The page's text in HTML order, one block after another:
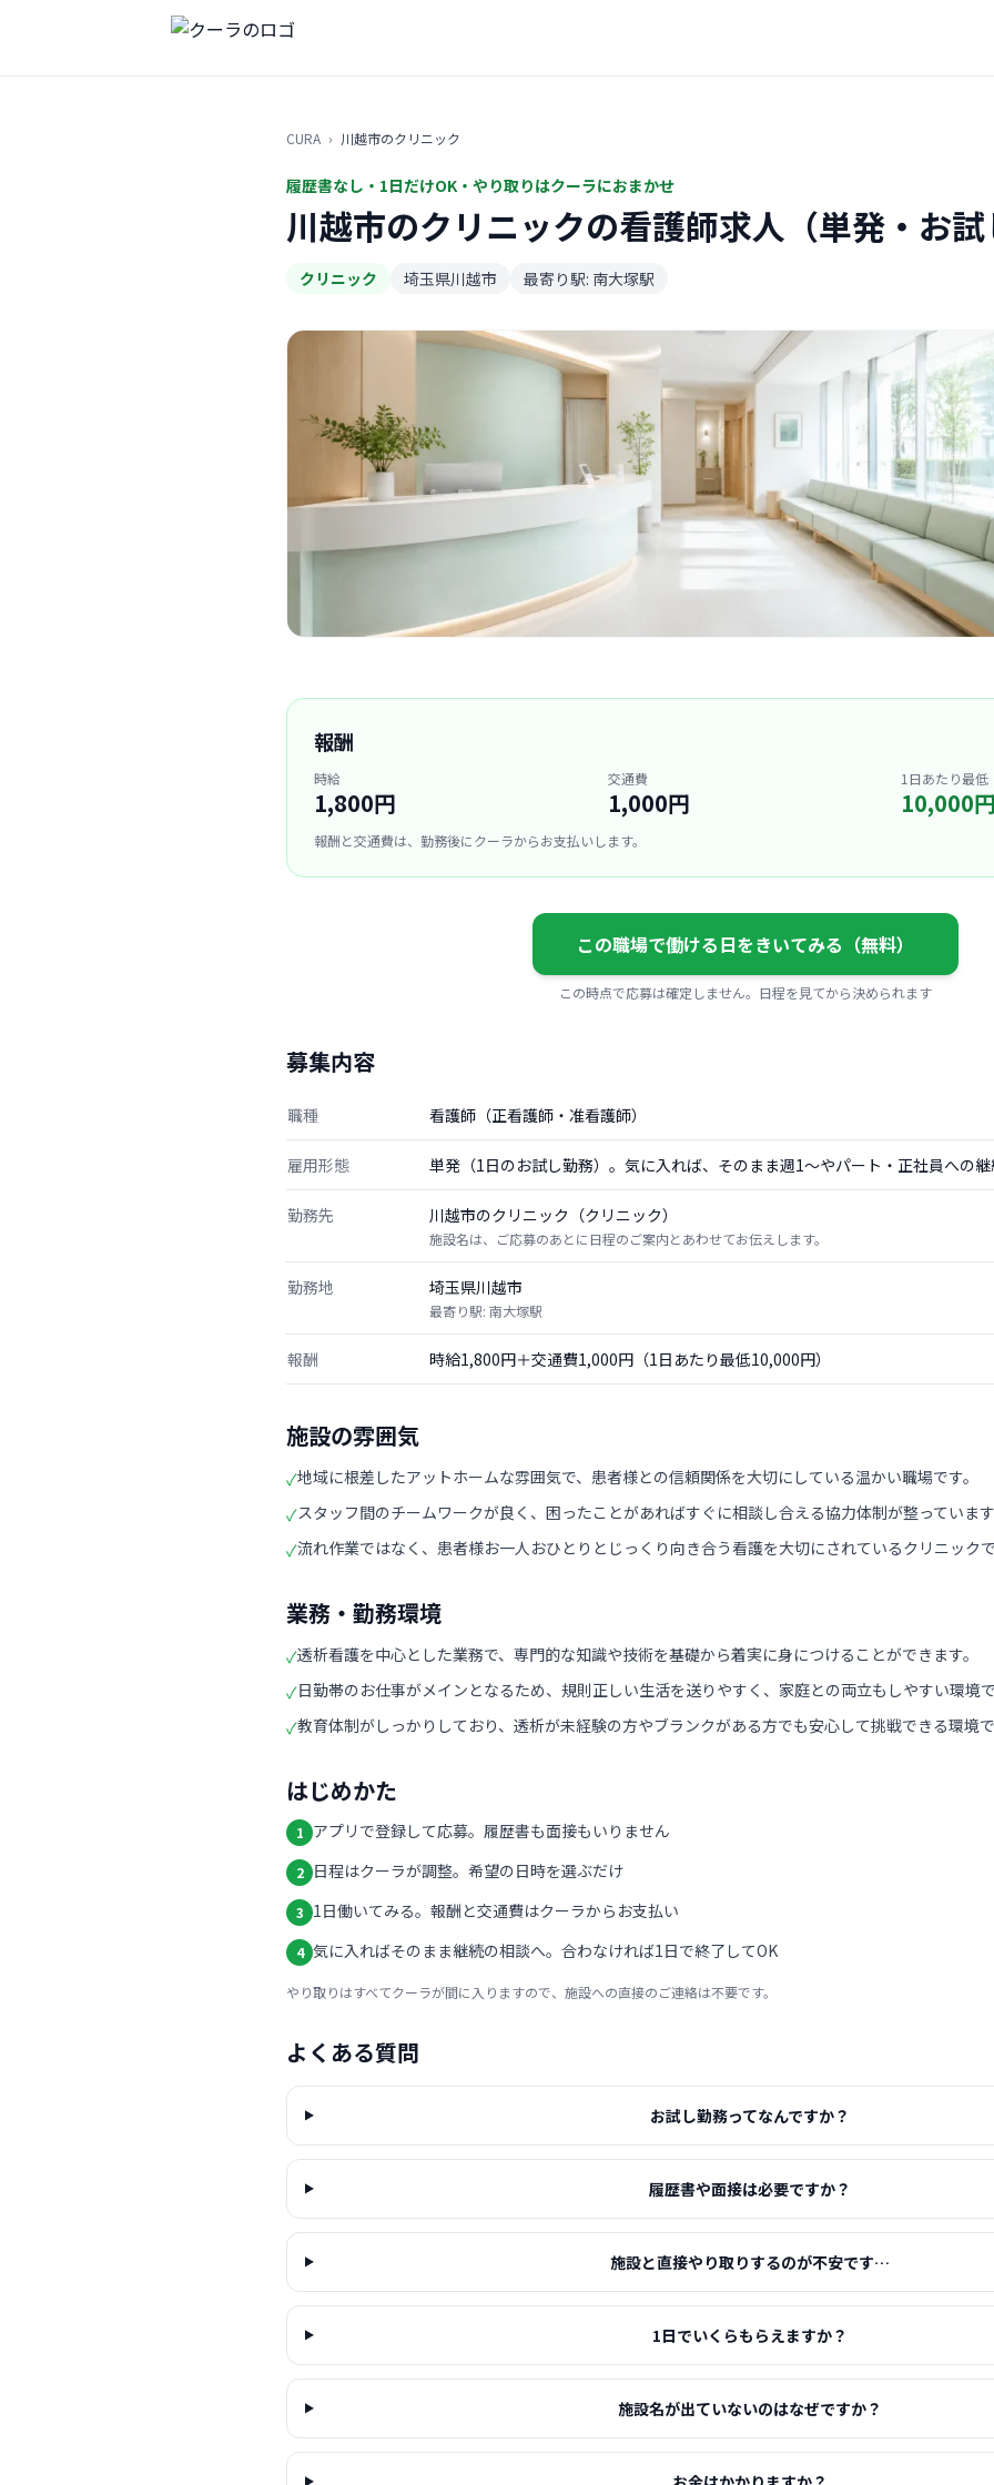
CURA › 川越市のクリニック
履歴書なし・1日だけOK・やり取りはクーラにおまかせ
川越市のクリニックの看護師求人（単発・お試
クリニック 埼玉県川越市 最寄り駅: 南大塚駅
報酬
時給
1,800円
交通費
1,000円
1日あたり最低
10,000円
報酬と交通費は、勤務後にクーラからお支払いします。
この職場で働ける日をきいてみる（無料）
この時点で応募は確定しません。日程を見てから決められます
募集内容
職種 看護師（正看護師・准看護師）
雇用形態 単発（1日のお試し勤務）。気に入れば、そのまま週1〜やパート・正社員への継
勤務先 川越市のクリニック（クリニック）
施設名は、ご応募のあとに日程のご案内とあわせてお伝えします。
勤務地 埼玉県川越市
最寄り駅: 南大塚駅
報酬 時給1,800円＋交通費1,000円（1日あたり最低10,000円）
施設の雰囲気
✓地域に根差したアットホームな雰囲気で、患者様との信頼関係を大切にしている温かい職場です。
✓スタッフ間のチームワークが良く、困ったことがあればすぐに相談し合える協力体制が整っています
✓流れ作業ではなく、患者様お一人おひとりとじっくり向き合う看護を大切にされているクリニックで
業務・勤務環境
✓透析看護を中心とした業務で、専門的な知識や技術を基礎から着実に身につけることができます。
✓日勤帯のお仕事がメインとなるため、規則正しい生活を送りやすく、家庭との両立もしやすい環境で
✓教育体制がしっかりしており、透析が未経験の方やブランクがある方でも安心して挑戦できる環境で
はじめかた
1 アプリで登録して応募。履歴書も面接もいりません
2 日程はクーラが調整。希望の日時を選ぶだけ
3 1日働いてみる。報酬と交通費はクーラからお支払い
4 気に入ればそのまま継続の相談へ。合わなければ1日で終了してOK
やり取りはすべてクーラが間に入りますので、施設への直接のご連絡は不要です。
よくある質問
お試し勤務ってなんですか？
履歴書や面接は必要ですか？
施設と直接やり取りするのが不安です…
1日でいくらもらえますか？
施設名が出ていないのはなぜですか？